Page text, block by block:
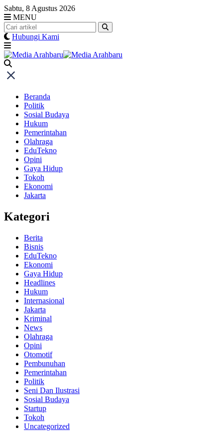
Skip
to
content
Sabtu, 8 Agustus 2026
MENU
Hubungi Kami
Beranda
Politik
Sosial Budaya
Hukum
Pemerintahan
Olahraga
EduTekno
Opini
Gaya Hidup
Tokoh
Ekonomi
Jakarta
Kategori
Berita
Bisnis
EduTekno
Ekonomi
Gaya Hidup
Headlines
Hukum
Internasional
Jakarta
Kriminal
News
Olahraga
Opini
Otomotif
Pembunuhan
Pemerintahan
Politik
Seni Dan Ilustrasi
Sosial Budaya
Startup
Tokoh
Uncategorized